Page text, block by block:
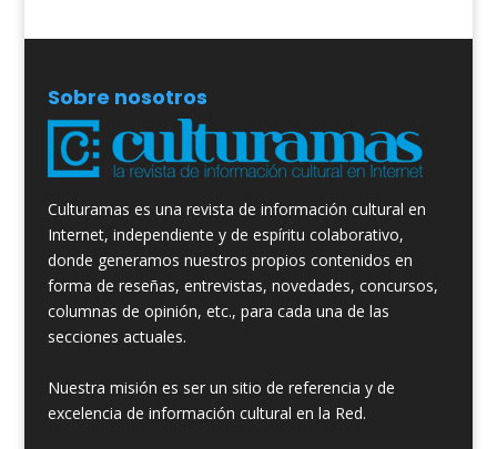
Sobre nosotros
Culturamas es una revista de información cultural en
Internet, independiente y de espíritu colaborativo,
donde generamos nuestros propios contenidos en
forma de reseñas, entrevistas, novedades, concursos,
columnas de opinión, etc., para cada una de las
secciones actuales.
Nuestra misión es ser un sitio de referencia y de
excelencia de información cultural en la Red.